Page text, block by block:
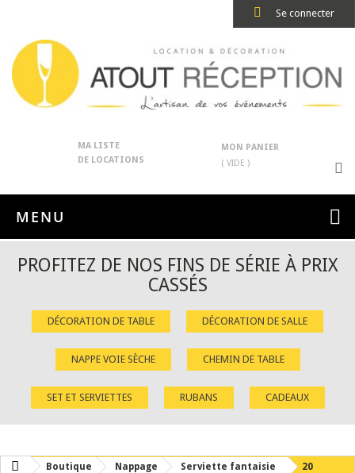
Se connecter
MA LISTE
DE LOCATIONS
MON PANIER
( VIDE )
MENU
PROFITEZ DE NOS FINS DE SÉRIE À PRIX
CASSÉS
DÉCORATION DE TABLE DÉCORATION DE SALLE
NAPPE VOIE SÈCHE CHEMIN DE TABLE
SET ET SERVIETTES RUBANS CADEAUX
Boutique Nappage Serviette fantaisie
20